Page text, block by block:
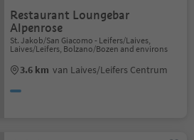
Restaurant Loungebar
Alpenrose
St. Jakob/San Giacomo - Leifers/Laives,
Laives/Leifers, Bolzano/Bozen and environs
3.6 km van Laives/Leifers Centrum